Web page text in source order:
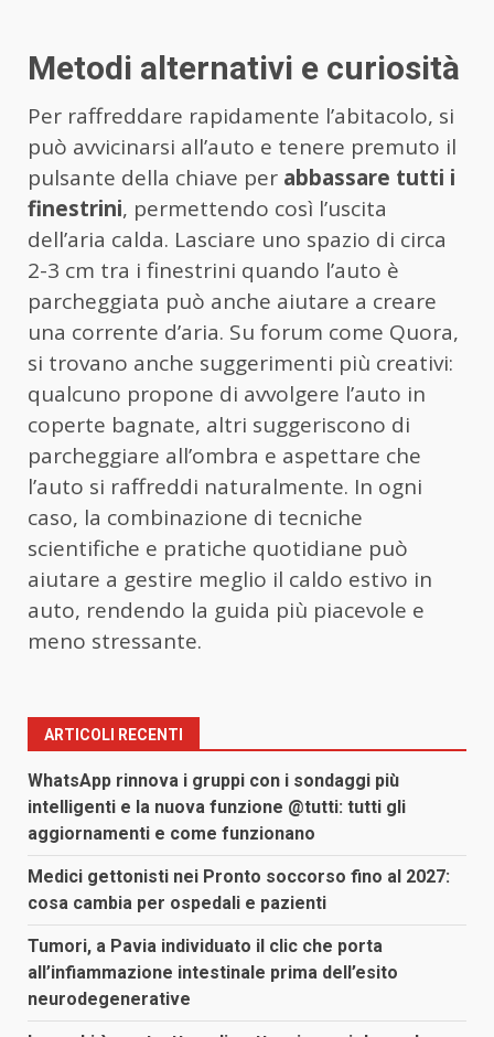
Metodi alternativi e curiosità
Per raffreddare rapidamente l’abitacolo, si
può avvicinarsi all’auto e tenere premuto il
pulsante della chiave per abbassare tutti i
finestrini, permettendo così l’uscita
dell’aria calda. Lasciare uno spazio di circa
2-3 cm tra i finestrini quando l’auto è
parcheggiata può anche aiutare a creare
una corrente d’aria. Su forum come Quora,
si trovano anche suggerimenti più creativi:
qualcuno propone di avvolgere l’auto in
coperte bagnate, altri suggeriscono di
parcheggiare all’ombra e aspettare che
l’auto si raffreddi naturalmente. In ogni
caso, la combinazione di tecniche
scientifiche e pratiche quotidiane può
aiutare a gestire meglio il caldo estivo in
auto, rendendo la guida più piacevole e
meno stressante.
ARTICOLI RECENTI
WhatsApp rinnova i gruppi con i sondaggi più
intelligenti e la nuova funzione @tutti: tutti gli
aggiornamenti e come funzionano
Medici gettonisti nei Pronto soccorso fino al 2027:
cosa cambia per ospedali e pazienti
Tumori, a Pavia individuato il clic che porta
all’infiammazione intestinale prima dell’esito
neurodegenerative